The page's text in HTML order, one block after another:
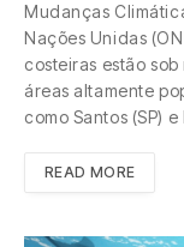
Mudanças
Nações Unidas
costeiras estão
áreas altamente
como Santos (SP)
READ MORE